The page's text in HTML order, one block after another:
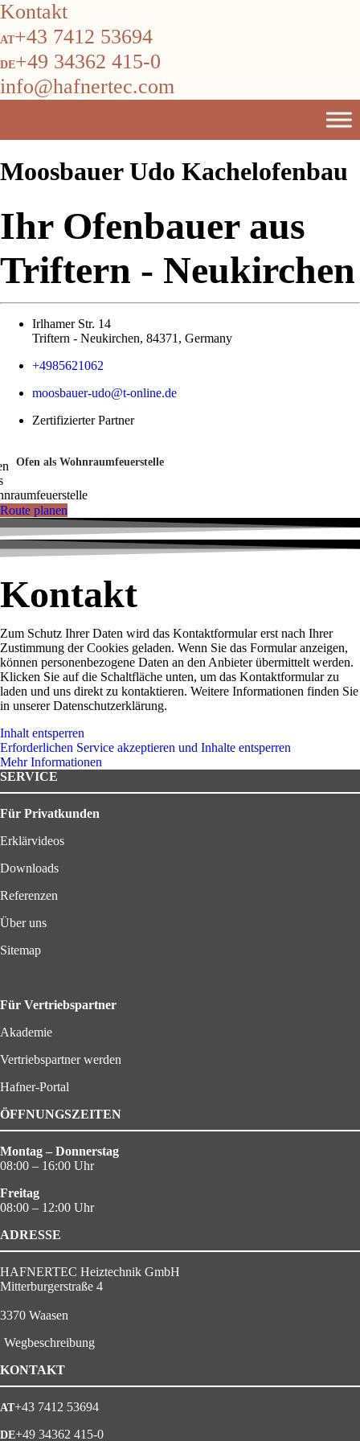
Kontakt
+43 7412 53694
+49 34362 415-0
info@hafnertec.com
Moosbauer Udo Kachelofenbau
Ihr Ofenbauer aus
Triftern - Neukirchen
Irlhamer Str. 14
Triftern - Neukirchen, 84371, Germany
+4985621062
moosbauer-udo@t-online.de
Zertifizierter Partner
Ofen als Wohnraumfeuerstelle
Route planen
Kontakt
Zum Schutz Ihrer Daten wird das Kontaktformular erst nach Ihrer
Zustimmung der Cookies geladen. Wenn Sie das Formular anzeigen,
können personenbezogene Daten an den Anbieter übermittelt werden.
Klicken Sie auf die Schaltfläche unten, um das Kontaktformular zu
laden und uns direkt zu kontaktieren. Weitere Informationen finden Sie
in unserer Datenschutzerklärung.
Inhalt entsperren
Erforderlichen Service akzeptieren und Inhalte entsperren
Mehr Informationen
SERVICE
Für Privatkunden
Erklärvideos
Downloads
Referenzen
Über uns
Sitemap
Für Vertriebspartner
Akademie
Vertriebspartner werden
Hafner-Portal
ÖFFNUNGSZEITEN
Montag – Donnerstag
08:00 – 16:00 Uhr
Freitag
08:00 – 12:00 Uhr
ADRESSE
HAFNERTEC Heiztechnik GmbH
Mitterburgerstraße 4
3370 Waasen
Wegbeschreibung
KONTAKT
+43 7412 53694
+49 34362 415-0